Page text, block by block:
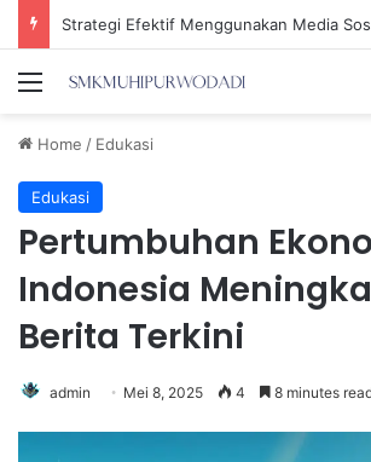
Menu
Home / Edukasi
Edukasi
Pertumbuhan
Indonesia
Berita Terkini
admin Mei 8, 2025 4 8 minutes